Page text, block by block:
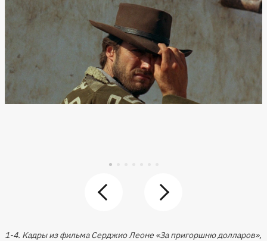
1-4. Кадры из фильма Серджио Леоне «За пригоршню долларов»,